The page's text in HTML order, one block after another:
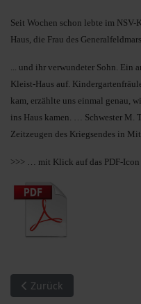
Seit Wochen schon lebte im NSV-
Haus, die Frau des
... und ihr verwundeter Sohn.
Kleist-Haus auf.
kam, erzählte uns einmal genau,
ins Haus kamen. … Schwester M.
Zeitzeugen des Kriegsendes in
>>> … mit Klick auf das PDF-
Vorheriger Beitrag: MM
Zurück